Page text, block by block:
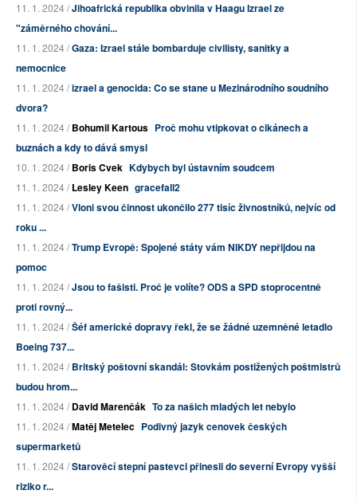
11. 1. 2024 /Jihoafrická republika obvinila v Haagu Izrael ze
"záměrného chování...
11. 1. 2024 /Gaza: Izrael stále bombarduje civilisty, sanitky a
nemocnice
11. 1. 2024 /izrael a genocida: Co se stane u Mezinárodního soudního
dvora?
11. 1. 2024 /Bohumil Kartous Proč mohu vtipkovat o cikánech a
buznách a kdy to dává smysl
10. 1. 2024 /Boris Cvek Kdybych byl ústavním soudcem
11. 1. 2024 /Lesley Keen gracefall2
11. 1. 2024 /Vloni svou činnost ukončilo 277 tisíc živnostníků, nejvíc od
roku ...
11. 1. 2024 /Trump Evropě: Spojené státy vám NIKDY nepřijdou na
pomoc
11. 1. 2024 /Jsou to fašisti. Proč je volíte? ODS a SPD stoprocentně
proti rovný...
11. 1. 2024 /Šéf americké dopravy řekl, že se žádné uzemněné letadlo
Boeing 737...
11. 1. 2024 /Britský poštovní skandál: Stovkám postižených poštmistrů
budou hrom...
11. 1. 2024 /David Marenčák To za našich mladých let nebylo
11. 1. 2024 /Matěj Metelec Podivný jazyk cenovek českých
supermarketů
11. 1. 2024 /Starověcí stepní pastevci přinesli do severní Evropy vyšší
riziko r...